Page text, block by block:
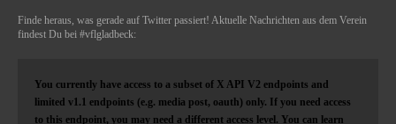
Finde heraus, was gerade auf Twitter passiert! Aktuelle Nachrichten aus dem Verein
findest Du bei #vflgladbeck:
You currently have access to a subset of X API V2 endpoints and
limited v1.1 endpoints (e.g. media post, oauth) only. If you need access
to this endpoint, you may need a different access level. You can learn